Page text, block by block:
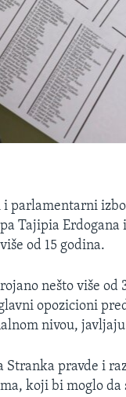
i parlamentarni
Tajipia Erdogana
od 15 godina.
nešto više od
opozicioni
nivou,
Stranka pravde i
koji bi moglo da